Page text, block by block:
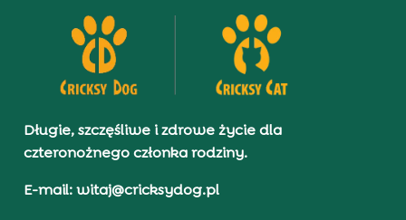
Długie, szczęśliwe i zdrowe życie dla
czteronożnego członka rodziny.
E-mail: witaj@cricksydog.pl